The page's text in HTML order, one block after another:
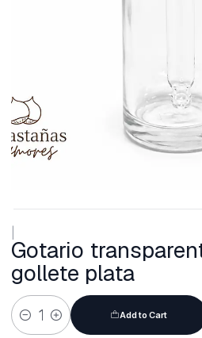
Gotario
gollete plata
Quantity
Add to Cart